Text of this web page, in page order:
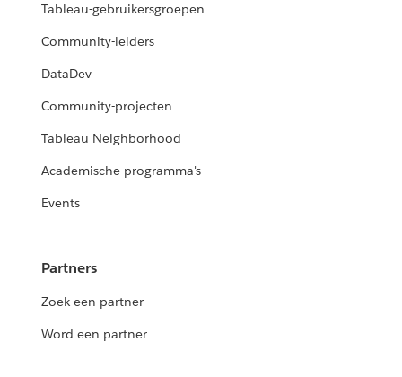
Tableau-gebruikersgroepen
Community-leiders
DataDev
Community-projecten
Tableau Neighborhood
Academische programma's
Events
Partners
Zoek een partner
Word een partner